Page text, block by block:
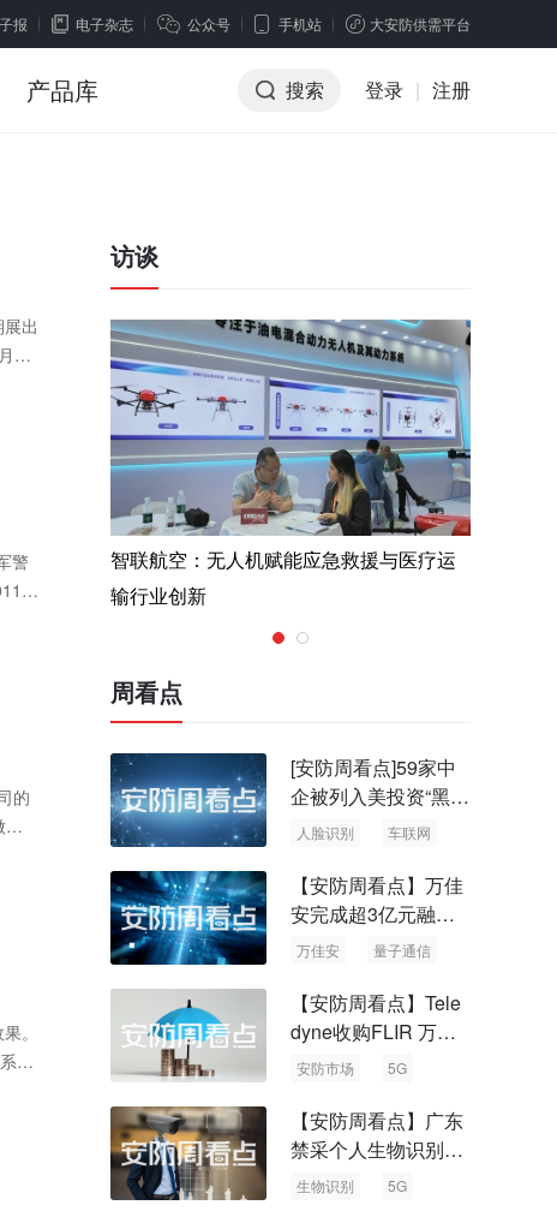
报 电子杂志 公众号 手机站 大安防供需平台
产品库 搜索 登录 | 注册
出
26
警
北
，
的
了
，
。
访谈
，筑造低
智联航空：无人机赋能应急救援与医疗运
输行业创新
周看点
[安防周看点]59家中
企被列入美投资“黑名
单” 中国信通院启动
人脸识别 车联网
【安防周看点】万佳
安完成超3亿元融资
国内首批量子通信标
万佳安 量子通信
【安防周看点】Tele
dyne收购FLIR 万物
云新品牌“万御安防”
安防市场 5G
【安防周看点】广东
禁采个人生物识别信
息 中国5G基站占全
生物识别 5G